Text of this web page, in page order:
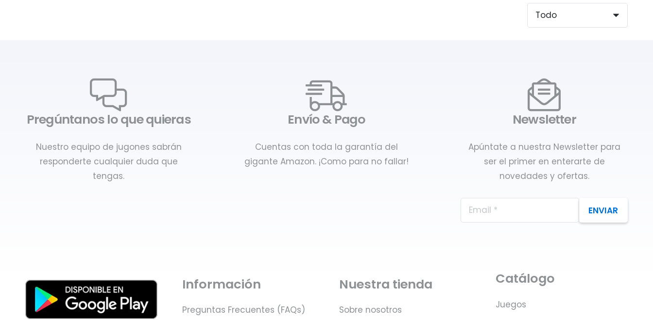
Pregúntanos lo que quieras
Nuestro equipo de jugones sabrán
responderte cualquier duda que
tengas.
Envío & Pago
Cuentas con toda la garantía del
gigante Amazon. ¡Como para no fallar!
Newsletter
Apúntate a nuestra Newsletter para
ser el primer en enterarte de
novedades y ofertas.
ENVIAR
Información
Preguntas Frecuentes (FAQs)
Nuestra tienda
Sobre nosotros
Catálogo
Juegos